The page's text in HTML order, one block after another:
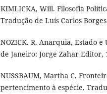
KIMLICKA, Will. Filosofia
Tradução de Luís Carlos
NOZICK. R. Anarquia, Estado
de Janeiro: Jorge Zahar Editor,
NUSSBAUM, Martha C.
pertencimento à espécie.